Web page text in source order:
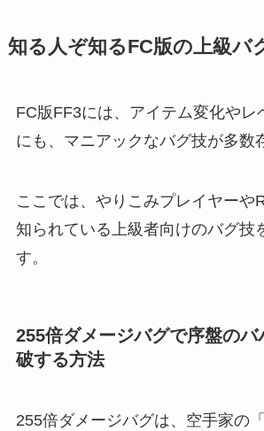
知る人ぞ知るFC版の上級バ
FC版FF3には、アイテム変化やレ
にも、マニアックなバグ技が多数
ここでは、やりこみプレイヤーや
知られている上級者向けのバグ技
す。
255倍ダメージバグで序盤のバ
破する方法
255倍ダメージバグは、空手家の